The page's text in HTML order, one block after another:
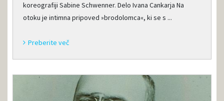
koreografiji Sabine Schwenner. Delo Ivana Cankarja Na
otoku je intimna pripoved »brodolomca«, ki se s ...
Preberite več